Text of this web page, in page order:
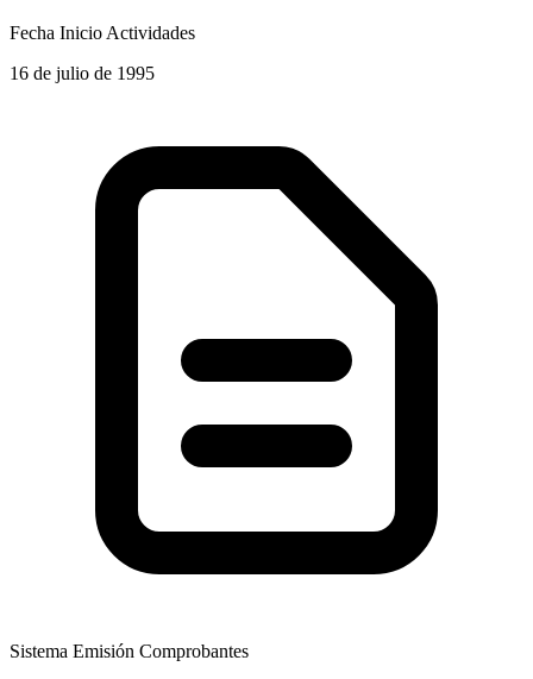
Fecha Inicio Actividades
16 de julio de 1995
Sistema Emisión Comprobantes